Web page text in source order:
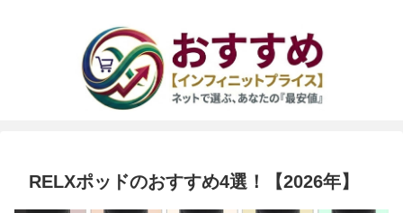
RELXポッドのおすすめ4選！【2026年】